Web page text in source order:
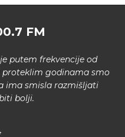
FM
putem frekvencije od
proteklim godinama smo
ima smisla razmišljati
bolji.